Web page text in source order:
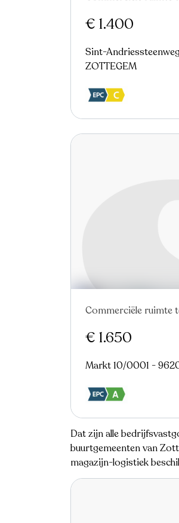
€ 1.400
Sint-
ZOTTEGEM
Commerciële ruimte
€ 1.650
Markt 10/0001 -
Dat zijn alle
buurtgemeenten van
magazijn-logistiek